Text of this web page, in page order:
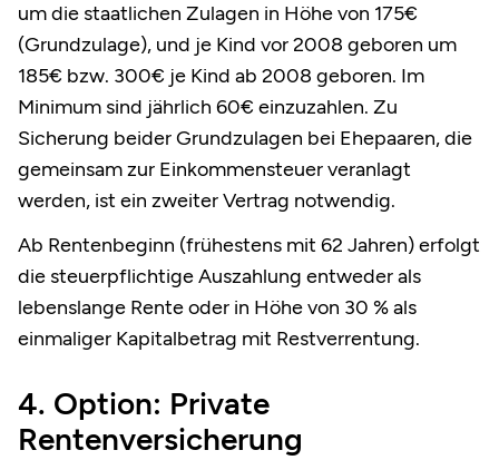
um die staatlichen Zulagen in Höhe von 175€
(Grundzulage), und je Kind vor 2008 geboren um
185€ bzw. 300€ je Kind ab 2008 geboren. Im
Minimum sind jährlich 60€ einzuzahlen. Zu
Sicherung beider Grundzulagen bei Ehepaaren, die
gemeinsam zur Einkommensteuer veranlagt
werden, ist ein zweiter Vertrag notwendig.
Ab Rentenbeginn (frühestens mit 62 Jahren) erfolgt
die steuerpflichtige Auszahlung entweder als
lebenslange Rente oder in Höhe von 30 % als
einmaliger Kapitalbetrag mit Restverrentung.
4. Option: Private
Rentenversicherung